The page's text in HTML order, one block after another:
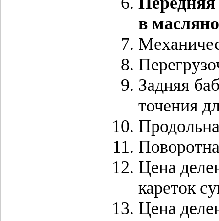
в
Задняя
точения
Цена
кареток
Цена